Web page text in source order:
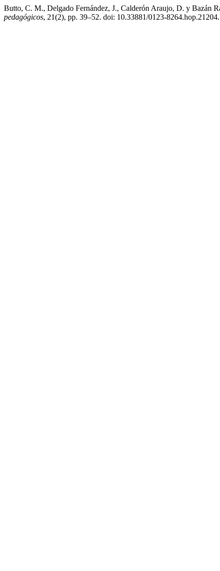
Butto, C. M., Delgado Fernández, J., Calderón Araujo, D. y Bazán
pedagógicos, 21(2), pp. 39–52. doi: 10.33881/0123-8264.hop.21204.